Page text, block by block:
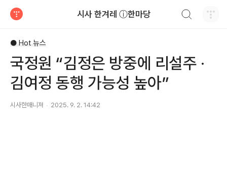
시사 한겨레 ⓘ한마당
● Hot 뉴스
국정원 “김정은 방중에 리설주 ·
김여정 동행 가능성 높아”
시사한매니져 2025. 9. 2. 14:42